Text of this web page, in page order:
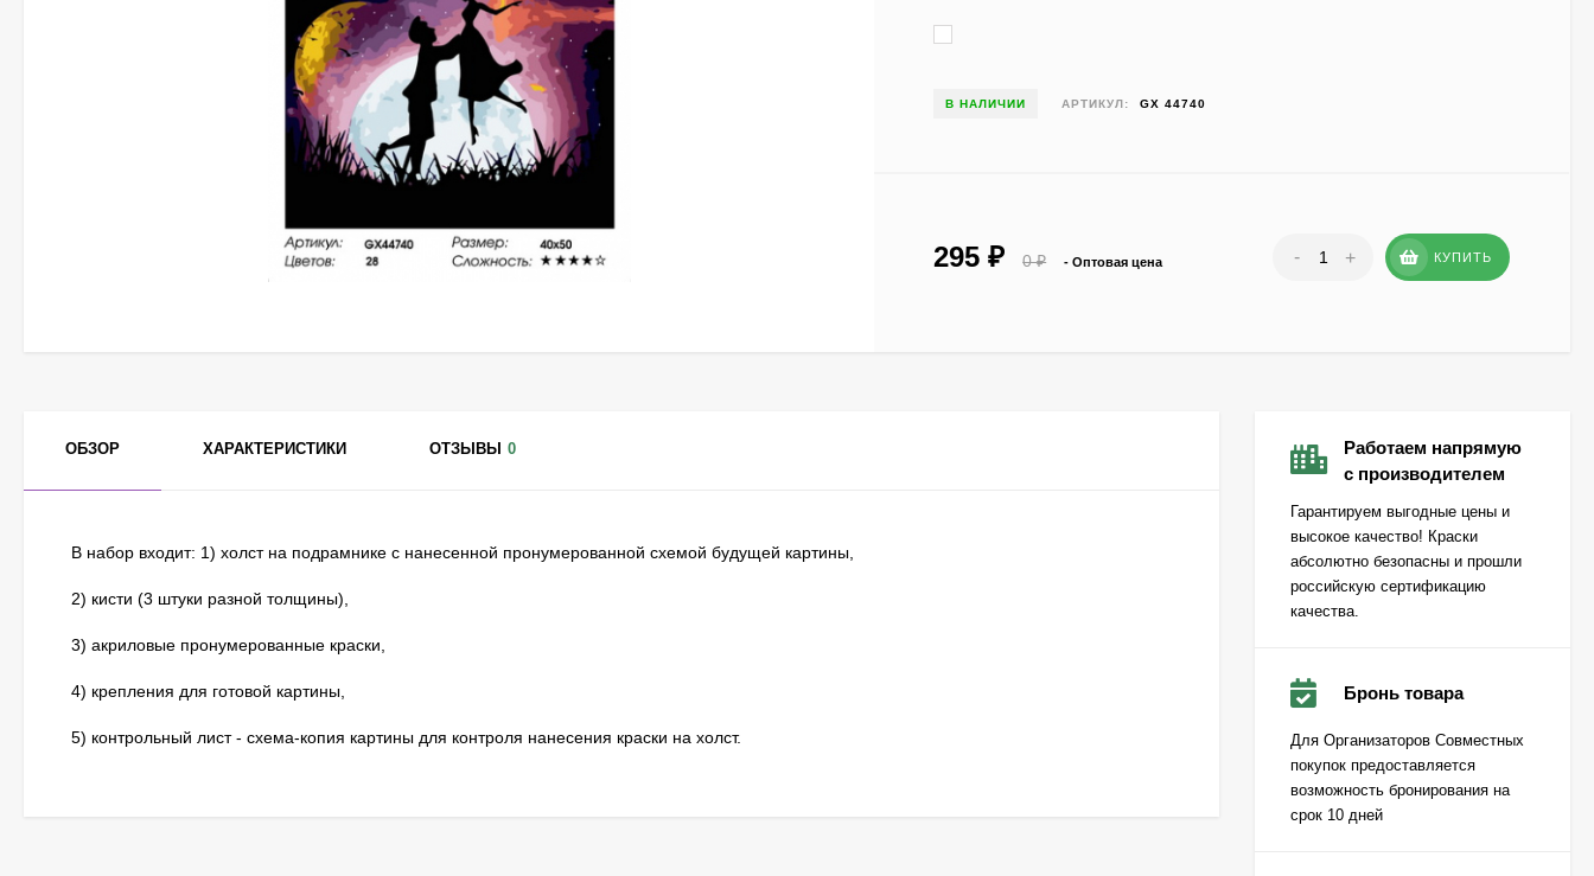
В НАЛИЧИИ АРТИКУЛ: GX 44740
295₽ 0₽ - Оптовая цена - + КУПИТЬ
ОБЗОР ХАРАКТЕРИСТИКИ ОТЗЫВЫ 0
В набор входит: 1) холст на подрамнике с нанесенной пронумерованной схемой будущей картины,
2) кисти (3 штуки разной толщины),
3) акриловые пронумерованные краски,
4) крепления для готовой картины,
5) контрольный лист - схема-копия картины для контроля нанесения краски на холст.
Работаем напрямую
с производителем
Гарантируем выгодные цены и
высокое качество! Краски
абсолютно безопасны и прошли
российскую сертификацию
качества.
Бронь товара
Для Организаторов Совместных
покупок предоставляется
возможность бронирования на
срок 10 дней